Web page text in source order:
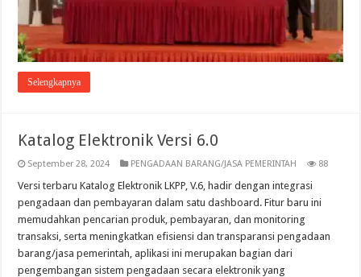
Selengkapnya
Katalog Elektronik Versi 6.0
September 28, 2024 PENGADAAN BARANG/JASA PEMERINTAH 88
Versi terbaru Katalog Elektronik LKPP, V.6, hadir dengan integrasi
pengadaan dan pembayaran dalam satu dashboard. Fitur baru ini
memudahkan pencarian produk, pembayaran, dan monitoring
transaksi, serta meningkatkan efisiensi dan transparansi pengadaan
barang/jasa pemerintah, aplikasi ini merupakan bagian dari
pengembangan sistem pengadaan secara elektronik yang